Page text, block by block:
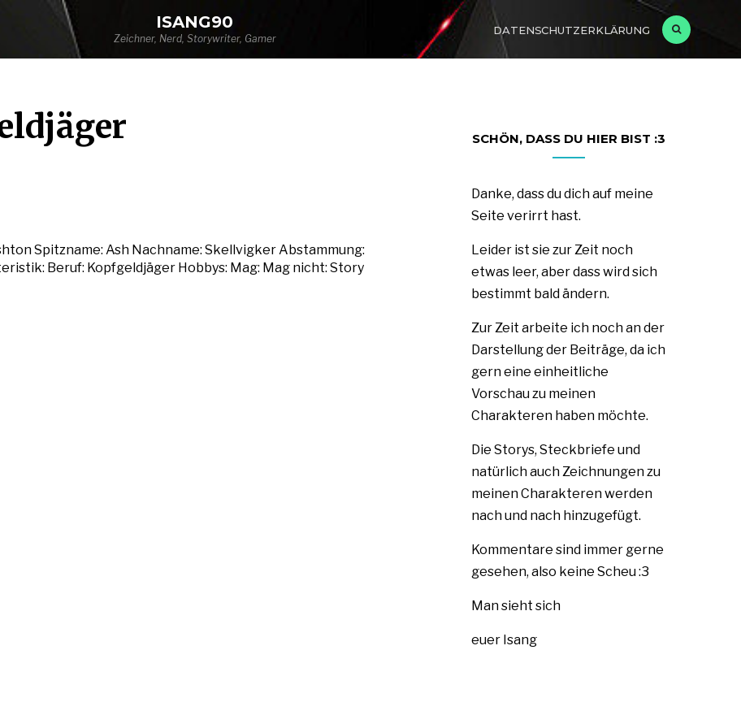
ISANG90
Zeichner, Nerd, Storywriter, Gamer
DATENSCHUTZERKLÄRUNG
Spitzname: Ash Nachname: Skellvigker Abstammung:
Beruf: Kopfgeldjäger Hobbys: Mag: Mag nicht: Story
SCHÖN, DASS DU HIER BIST :3
Danke, dass du dich auf meine
Seite verirrt hast.
Leider ist sie zur Zeit noch
etwas leer, aber dass wird sich
bestimmt bald ändern.
Zur Zeit arbeite ich noch an der
Darstellung der Beiträge, da ich
gern eine einheitliche
Vorschau zu meinen
Charakteren haben möchte.
Die Storys, Steckbriefe und
natürlich auch Zeichnungen zu
meinen Charakteren werden
nach und nach hinzugefügt.
Kommentare sind immer gerne
gesehen, also keine Scheu :3
Man sieht sich
euer Isang